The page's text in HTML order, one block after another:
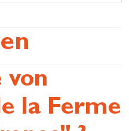
pro Tag
von
la Ferme